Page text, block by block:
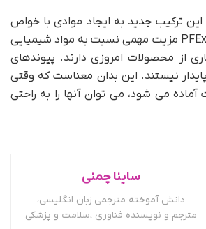
این ترکیب جدید به ایجاد موادی با خواص
مفید کمک کند. مواد PFEx مزیت مهمی نسبت به مواد شیمیایی
از محصولات امروزی دارند. پیوندهای
نیستند. این بدان معناست که وقتی
آماده می شود، می توان آنها را به راحتی
ساینا چمنی
دانش آموخته مترجمی زبان انگلیسی،
مترجم و نویسنده فناوری ،سلامت و پزشکی